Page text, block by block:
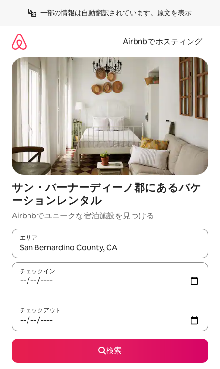
一部の情報は自動翻訳されています。 原文を表示
Airbnbでホスティング
サン・バーナーディーノ郡にあるバケ
ーションレンタル
Airbnbでユニークな宿泊施設を見つける
エリア
検索結果が表示されたら、上下の矢印キーを使って移動するか
チェックイン
チェックアウト
検索